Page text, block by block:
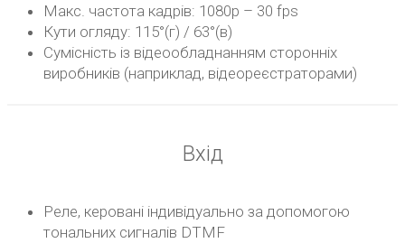
Макс. частота кадрів: 1080p – 30 fps
Кути огляду: 115°(г) / 63°(в)
Сумісність із відеообладнанням сторонніх
виробників (наприклад, відеореєстраторами)
Вхід
Реле, керовані індивідуально за допомогою
тональних сигналів DTMF